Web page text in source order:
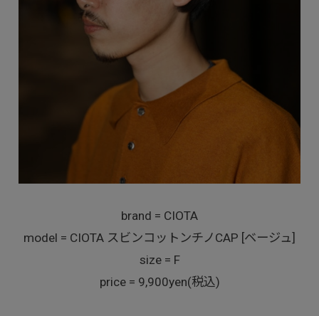
brand = CIOTA
model = CIOTA スビンコットンチノCAP [ベージュ]
size = F
price = 9,900yen(税込)